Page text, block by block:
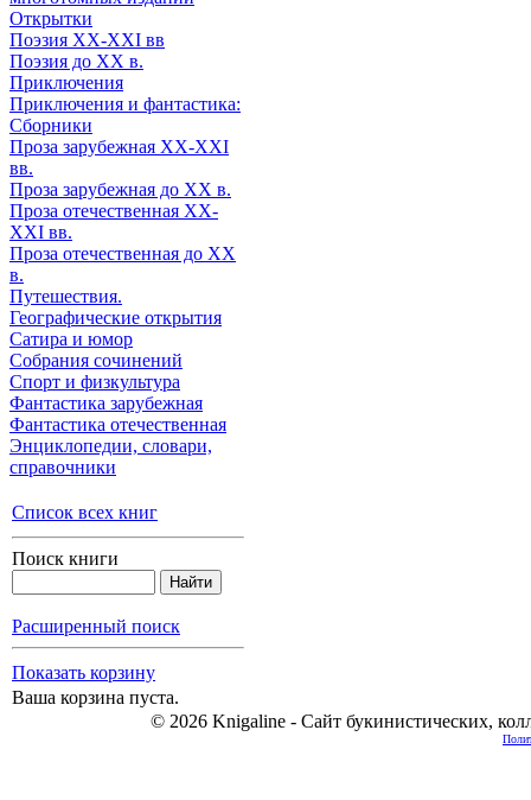
Открытки
Поэзия XX-XXI вв
Поэзия до XX в.
Приключения
Приключения и фантастика:
Сборники
Проза зарубежная XX-XXI
вв.
Проза зарубежная до XX в.
Проза отечественная XX-
XXI вв.
Проза отечественная до XX
в.
Путешествия.
Географические открытия
Сатира и юмор
Собрания сочинений
Спорт и физкультура
Фантастика зарубежная
Фантастика отечественная
Энциклопедии, cловари,
справочники
Список всех книг
Поиск книги
Расширенный поиск
Показать корзину
Ваша корзина пуста.
© 2026 Knigaline - Сайт букинистических,